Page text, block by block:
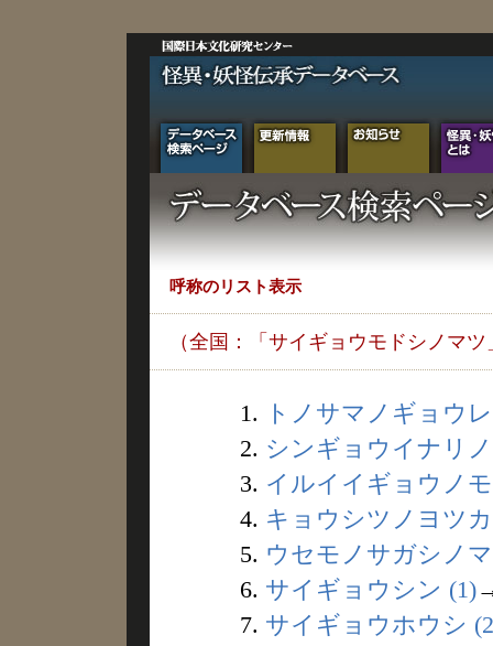
呼称のリスト表示
（全国：「サイギョウモドシノマ
1.
トノサマノギョウ
2. シンギョウイナリ
3. イルイイギョウノ
4. キョウシツノヨツ
5. ウセモノサガシノ
6. サイギョウシン (1)
7. サイギョウホウシ